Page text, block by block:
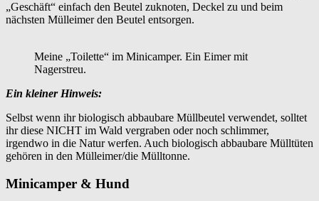
„Geschäft“ einfach den Beutel zuknoten, Deckel zu und beim
nächsten Mülleimer den Beutel entsorgen.
Meine „Toilette“ im Minicamper. Ein Eimer mit
Nagerstreu.
Ein kleiner Hinweis:
Selbst wenn ihr biologisch abbaubare Müllbeutel verwendet, solltet
ihr diese NICHT im Wald vergraben oder noch schlimmer,
irgendwo in die Natur werfen. Auch biologisch abbaubare Mülltüten
gehören in den Mülleimer/die Mülltonne.
Minicamper & Hund